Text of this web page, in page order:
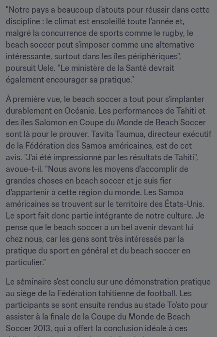
"Notre pays a beaucoup d'atouts pour réussir dans cette
discipline : le climat est ensoleillé toute l'année et,
malgré la concurrence de sports comme le rugby, le
beach soccer peut s'imposer comme une alternative
intéressante, surtout dans les îles périphériques",
poursuit Uele. "Le ministère de la Santé devrait
également encourager sa pratique."
À première vue, le beach soccer a tout pour s'implanter
durablement en Océanie. Les performances de Tahiti et
des îles Salomon en Coupe du Monde de Beach Soccer
sont là pour le prouver. Tavita Taumua, directeur exécutif
de la Fédération des Samoa américaines, est de cet
avis. "J'ai été impressionné par les résultats de Tahiti",
avoue-t-il. "Nous avons les moyens d'accomplir de
grandes choses en beach soccer et je suis fier
d'appartenir à cette région du monde. Les Samoa
américaines se trouvent sur le territoire des États-Unis.
Le sport fait donc partie intégrante de notre culture. Je
pense que le beach soccer a un bel avenir devant lui
chez nous, car les gens sont très intéressés par la
pratique du sport en général et du beach soccer en
particulier."
Le séminaire s'est conclu sur une démonstration pratique
au siège de la Fédération tahitienne de football. Les
participants se sont ensuite rendus au stade To’ato pour
assister à la finale de la Coupe du Monde de Beach
Soccer 2013, qui a offert la conclusion idéale à ces